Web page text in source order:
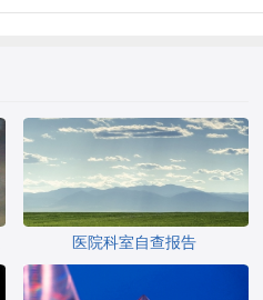
医院科室自查报告